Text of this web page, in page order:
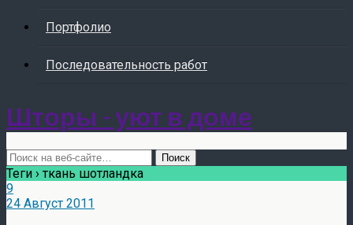
Портфолио
Последовательность работ
Шторы - уют в доме
Теги › ткань шотландка
9
24 Август 2011